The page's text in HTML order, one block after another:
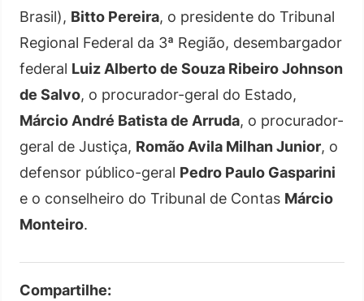
Brasil), Bitto Pereira, o presidente do Tribunal
Regional Federal da 3ª Região, desembargador
federal Luiz Alberto de Souza Ribeiro Johnson
de Salvo, o procurador-geral do Estado,
Márcio André Batista de Arruda, o procurador-
geral de Justiça, Romão Avila Milhan Junior, o
defensor público-geral Pedro Paulo Gasparini
e o conselheiro do Tribunal de Contas Márcio
Monteiro.
Compartilhe: